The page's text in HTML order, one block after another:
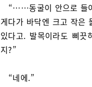
“……동굴이 안으로 들
게다가 바닥엔 크고 작은
있다고. 발목이라도 삐
지?”
“네에.”